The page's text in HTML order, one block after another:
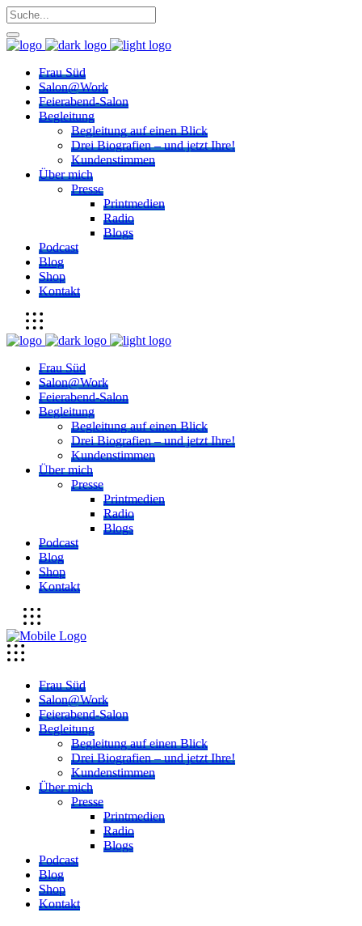
Frau Süd
Salon@Work
Feierabend-Salon
Begleitung
Begleitung auf einen Blick
Drei Biografien – und jetzt Ihre!
Kundenstimmen
Über mich
Presse
Printmedien
Radio
Blogs
Podcast
Blog
Shop
Kontakt
Frau Süd
Salon@Work
Feierabend-Salon
Begleitung
Begleitung auf einen Blick
Drei Biografien – und jetzt Ihre!
Kundenstimmen
Über mich
Presse
Printmedien
Radio
Blogs
Podcast
Blog
Shop
Kontakt
Frau Süd
Salon@Work
Feierabend-Salon
Begleitung
Begleitung auf einen Blick
Drei Biografien – und jetzt Ihre!
Kundenstimmen
Über mich
Presse
Printmedien
Radio
Blogs
Podcast
Blog
Shop
Kontakt